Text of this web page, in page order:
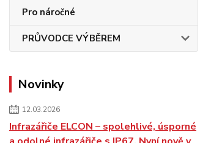
Pro náročné
PRŮVODCE VÝBĚREM
Novinky
12.03.2026
Infrazářiče ELCON – spolehlivé, úsporné